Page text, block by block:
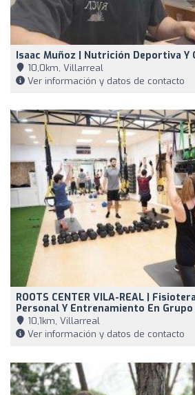
Isaac Muñoz | Nutrición Deportiva Y
10,0km, Villarreal
Ver información y datos de contacto
ROOTS CENTER VILA-REAL |
Personal Y Entrenamiento En Grupo
10,1km, Villarreal
Ver información y datos de contacto